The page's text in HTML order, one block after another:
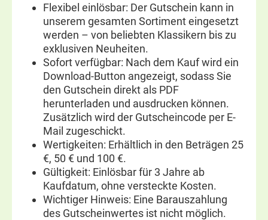
Flexibel einlösbar: Der Gutschein kann in
unserem gesamten Sortiment eingesetzt
werden – von beliebten Klassikern bis zu
exklusiven Neuheiten.
Sofort verfügbar: Nach dem Kauf wird ein
Download-Button angezeigt, sodass Sie
den Gutschein direkt als PDF
herunterladen und ausdrucken können.
Zusätzlich wird der Gutscheincode per E-
Mail zugeschickt.
Wertigkeiten: Erhältlich in den Beträgen 25
€, 50 € und 100 €.
Gültigkeit: Einlösbar für 3 Jahre ab
Kaufdatum, ohne versteckte Kosten.
Wichtiger Hinweis: Eine Barauszahlung
des Gutscheinwertes ist nicht möglich.